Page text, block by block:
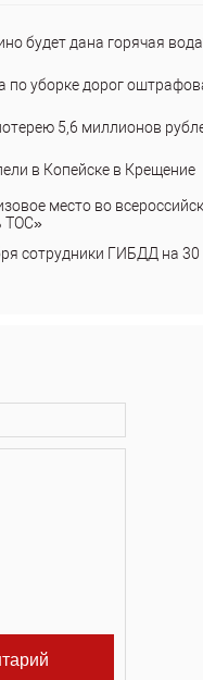
будет дана горячая
по уборке дорог
5,6 миллионов
в Копейске в Крещение
место во
ТОС»
сотрудники ГИБДД на